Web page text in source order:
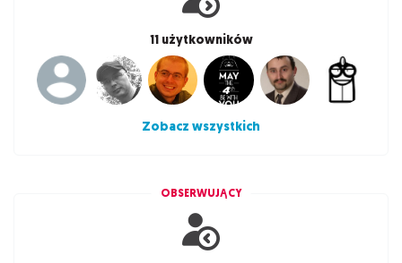
11 użytkowników
Zobacz wszystkich
OBSERWUJĄCY